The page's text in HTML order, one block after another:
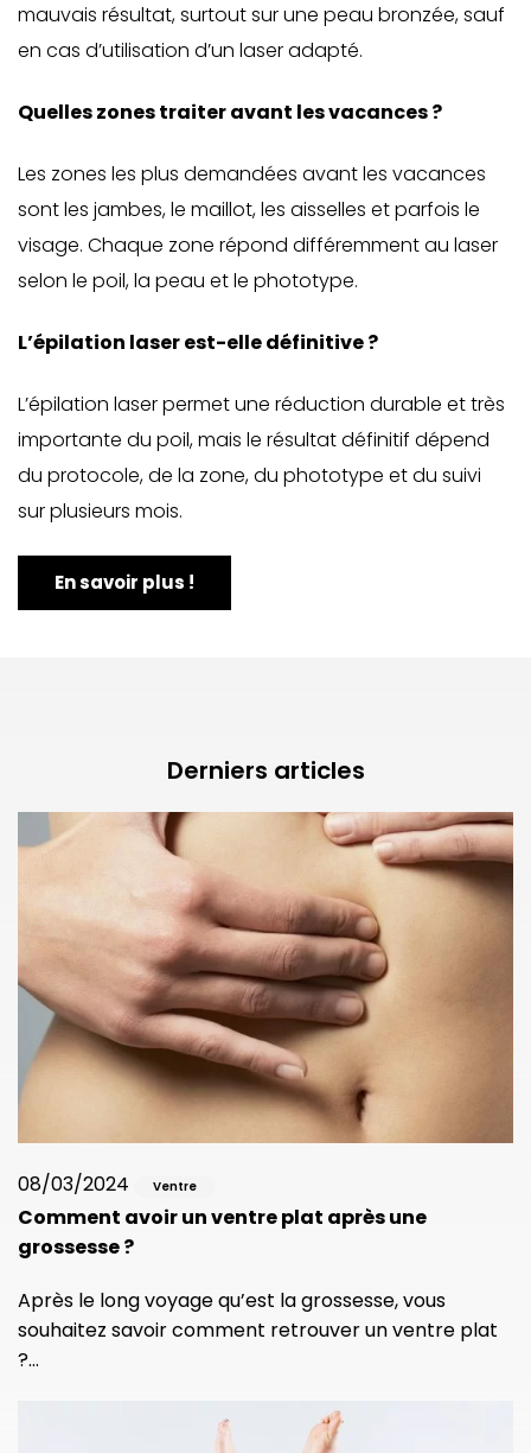
mauvais résultat, surtout sur une peau bronzée, sauf
en cas d’utilisation d’un laser adapté.
Quelles zones traiter avant les vacances ?
Les zones les plus demandées avant les vacances
sont les jambes, le maillot, les aisselles et parfois le
visage. Chaque zone répond différemment au laser
selon le poil, la peau et le phototype.
L’épilation laser est-elle définitive ?
L’épilation laser permet une réduction durable et très
importante du poil, mais le résultat définitif dépend
du protocole, de la zone, du phototype et du suivi
sur plusieurs mois.
En savoir plus !
Derniers articles
08/03/2024 Ventre
Comment avoir un ventre plat après une
grossesse ?
Après le long voyage qu’est la grossesse, vous
souhaitez savoir comment retrouver un ventre plat
?…